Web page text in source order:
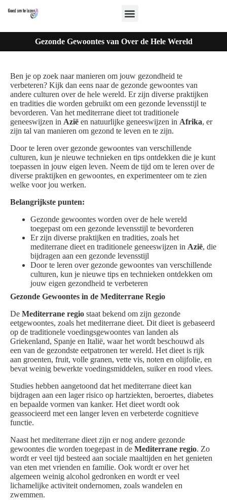
Gezonde Gewoontes van Over de Hele Wereld
Ben je op zoek naar manieren om jouw gezondheid te
verbeteren? Kijk dan eens naar de gezonde gewoontes van
andere culturen over de hele wereld. Er zijn diverse praktijken
en tradities die worden gebruikt om een gezonde levensstijl te
bevorderen. Van het mediterrane dieet tot traditionele
geneeswijzen in Azië en natuurlijke geneeswijzen in Afrika, er
zijn tal van manieren om gezond te leven en te zijn.
Door te leren over gezonde gewoontes van verschillende
culturen, kun je nieuwe technieken en tips ontdekken die je kunt
toepassen in jouw eigen leven. Neem de tijd om te leren over de
diverse praktijken en gewoontes, en experimenteer om te zien
welke voor jou werken.
Belangrijkste punten:
Gezonde gewoontes worden over de hele wereld
toegepast om een gezonde levensstijl te bevorderen
Er zijn diverse praktijken en tradities, zoals het
mediterrane dieet en traditionele geneeswijzen in Azië, die
bijdragen aan een gezonde levensstijl
Door te leren over gezonde gewoontes van verschillende
culturen, kun je nieuwe tips en technieken ontdekken om
jouw eigen gezondheid te verbeteren
Gezonde Gewoontes in de Mediterrane Regio
De Mediterrane regio staat bekend om zijn gezonde
eetgewoontes, zoals het mediterrane dieet. Dit dieet is gebaseerd
op de traditionele voedingsgewoontes van landen als
Griekenland, Spanje en Italië, waar het wordt beschouwd als
een van de gezondste eetpatronen ter wereld. Het dieet is rijk
aan groenten, fruit, volle granen, vette vis, noten en olijfolie, en
bevat weinig bewerkte voedingsmiddelen, suiker en rood vlees.
Studies hebben aangetoond dat het mediterrane dieet kan
bijdragen aan een lager risico op hartziekten, beroertes, diabetes
en bepaalde vormen van kanker. Het dieet wordt ook
geassocieerd met een langer leven en verbeterde cognitieve
functie.
Naast het mediterrane dieet zijn er nog andere gezonde
gewoontes die worden toegepast in de Mediterrane regio. Zo
wordt er veel tijd besteed aan sociale maaltijden en het genieten
van eten met vrienden en familie. Ook wordt er over het
algemeen weinig alcohol gedronken en wordt er veel
lichamelijke activiteit ondernomen, zoals wandelen en
zwemmen.